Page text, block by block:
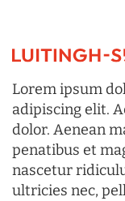
Lorem ipsum
adipiscing elit.
dolor. Aenean
penatibus et
nascetur
ultricies nec,